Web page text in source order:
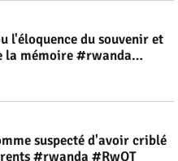
l'éloquence du souvenir et
la mémoire #rwanda
suspecté d'avoir criblé
#rwanda #RwOT